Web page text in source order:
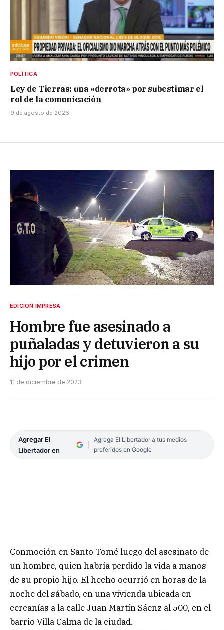
POLÍTICA
Ley de Tierras: una «derrota» por subestimar el
rol de la comunicación
9 de agosto de 2026
EDICIÓN IMPRESA
Hombre fue asesinado a
puñaladas y detuvieron a su
hijo por el crimen
11 de diciembre de 2023
Agregar El
Libertador en
Agrega El Libertador a tus medios
preferidos en Google
Conmoción en Santo Tomé luego del asesinato de
un hombre, quien habría perdido la vida a manos
de su propio hijo. El hecho ocurrió en horas de la
noche del sábado, en una vivienda ubicada en
cercanías a la calle Juan Martín Sáenz al 500, en el
barrio Villa Calma de la ciudad.